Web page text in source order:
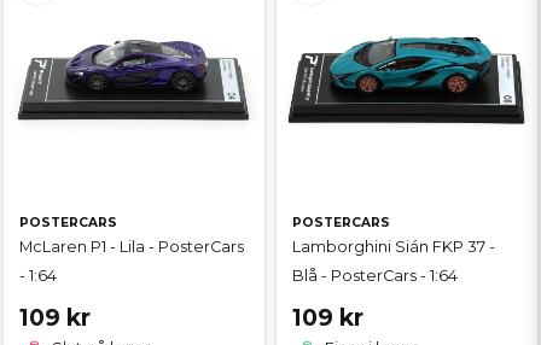
POSTERCARS
McLaren P1 - Lila - PosterCars
- 1:64
109 kr
POSTERCARS
Lamborghini Sián FKP 37 -
Blå - PosterCars - 1:64
109 kr